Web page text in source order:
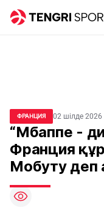
ФРАНЦИЯ 02 шілде 2026
“Мбаппе -
Франция
Мобуту деп